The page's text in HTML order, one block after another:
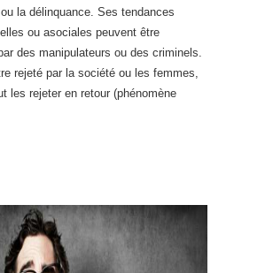
la délinquance. Ses tendances
ou asociales peuvent être
des manipulateurs ou des criminels.
rejeté par la société ou les femmes,
les rejeter en retour (phénomène